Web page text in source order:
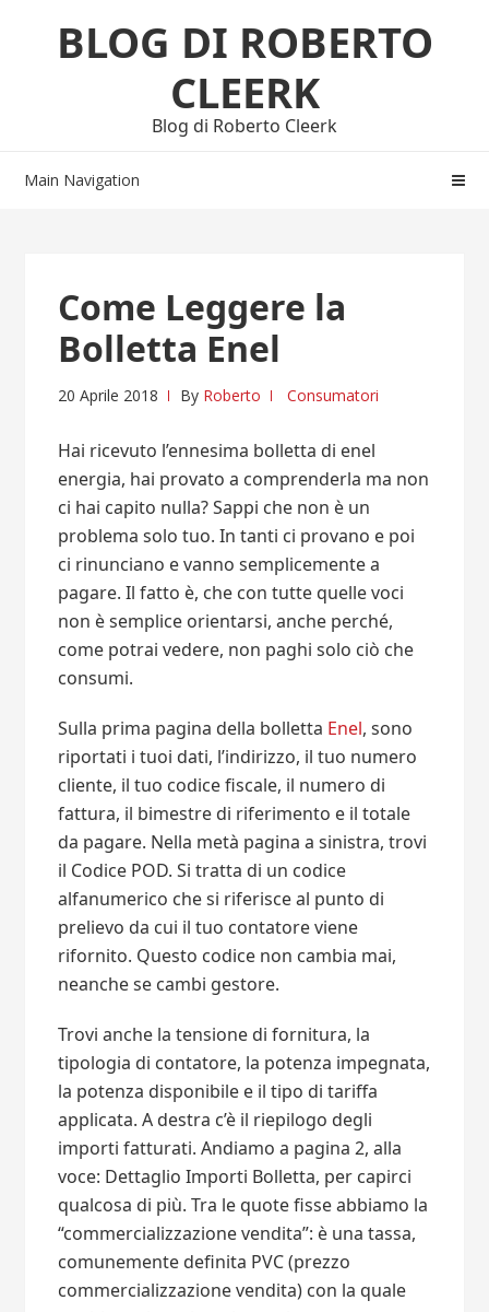
BLOG DI ROBERTO
CLEERK
Blog di Roberto Cleerk
Main Navigation
Come Leggere la
Bolletta Enel
20 Aprile 2018 By Roberto Consumatori
Hai ricevuto l’ennesima bolletta di enel
energia, hai provato a comprenderla ma non
ci hai capito nulla? Sappi che non è un
problema solo tuo. In tanti ci provano e poi
ci rinunciano e vanno semplicemente a
pagare. Il fatto è, che con tutte quelle voci
non è semplice orientarsi, anche perché,
come potrai vedere, non paghi solo ciò che
consumi.
Sulla prima pagina della bolletta Enel, sono
riportati i tuoi dati, l’indirizzo, il tuo numero
cliente, il tuo codice fiscale, il numero di
fattura, il bimestre di riferimento e il totale
da pagare. Nella metà pagina a sinistra, trovi
il Codice POD. Si tratta di un codice
alfanumerico che si riferisce al punto di
prelievo da cui il tuo contatore viene
rifornito. Questo codice non cambia mai,
neanche se cambi gestore.
Trovi anche la tensione di fornitura, la
tipologia di contatore, la potenza impegnata,
la potenza disponibile e il tipo di tariffa
applicata. A destra c’è il riepilogo degli
importi fatturati. Andiamo a pagina 2, alla
voce: Dettaglio Importi Bolletta, per capirci
qualcosa di più. Tra le quote fisse abbiamo la
“commercializzazione vendita”: è una tassa,
comunemente definita PVC (prezzo
commercializzazione vendita) con la quale